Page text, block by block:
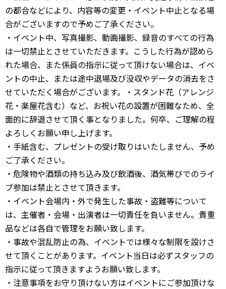
の都合などにより、内容等の変更・イベント中止となる場
合がございますので予めご了承ください。
・イベント中、写真撮影、動画撮影、録音のすべての行為
は一切禁止とさせていただきます。こうした行為が認めら
れた場合、また係員の指示に従って頂けない場合は、イベ
ントの中止、または途中退場及び没収やデータの消去をさ
せていただく場合がございます。・スタンド花（アレンジ
花・楽屋花含む）など、お祝い花の設置が困難なため、全
面的に辞退させて頂く事となりました。何卒、ご理解の程
よろしくお願い申し上げます。
・手紙含む、プレゼントの受け取りはいたしません、予め
ご了承ください。
・危険物や酒類の持ち込み及び飲酒後、酒気帯びでのライ
ブ参加は禁止とさせて頂きます。
・イベント会場内・外で発生した事故・盗難等について
は、主催者・会場・出演者は一切責任を負いません。貴重
品などは各自で管理をお願い致します。
・事故や混乱防止の為、イベントでは様々な制限を設けさ
せて頂くことがあります。イベント当日は必ずスタッフの
指示に従って頂きますようお願い致します。
・注意事項をお守り頂けない方はイベントにご参加頂けな